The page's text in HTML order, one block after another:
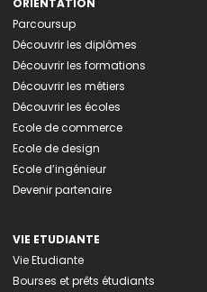
Parcoursup
Découvrir les diplômes
Découvrir les formations
Découvrir les métiers
Découvrir les écoles
Ecole de commerce
Ecole de design
Ecole d’ingénieur
Devenir partenaire
VIE ETUDIANTE
Vie Etudiante
Bourses et prêts étudiants